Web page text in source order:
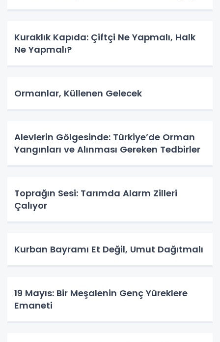
Kuraklık Kapıda: Çiftçi Ne Yapmalı, Halk
Ne Yapmalı?
Ormanlar, Küllenen Gelecek
Alevlerin Gölgesinde: Türkiye’de Orman
Yangınları ve Alınması Gereken Tedbirler
Toprağın Sesi: Tarımda Alarm Zilleri
Çalıyor
Kurban Bayramı Et Değil, Umut Dağıtmalı
19 Mayıs: Bir Meşalenin Genç Yüreklere
Emaneti